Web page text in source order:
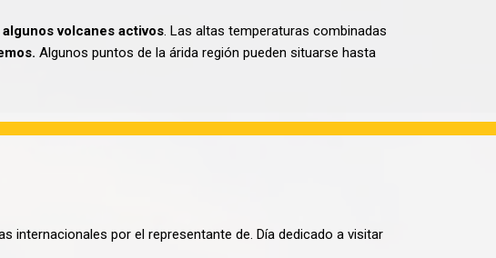
volcanes activos. Las altas temperaturas combinadas
Algunos puntos de la árida región pueden situarse hasta
internacionales por el representante de. Día dedicado a visitar